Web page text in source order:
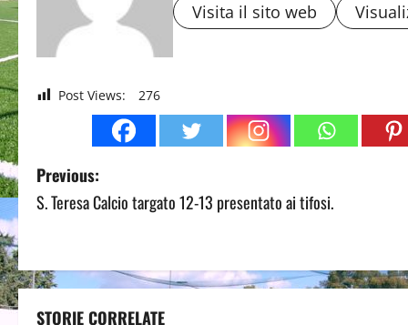
Visita il sito web
Post Views: 276
P
o
t
Previous:
S. Teresa Calcio targato 12-13 presentato ai tifosi.
STORIE CORRELATE